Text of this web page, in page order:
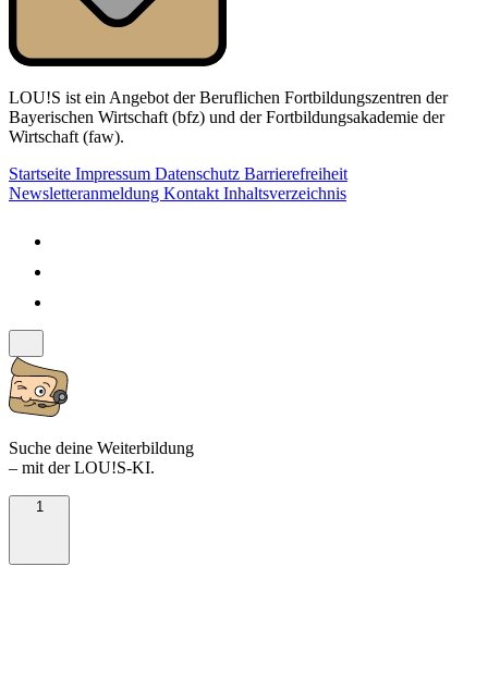
LOU!S ist ein Angebot der Beruflichen Fortbildungszentren der
Bayerischen Wirtschaft (bfz) und der Fortbildungsakademie der
Wirtschaft (faw).
Startseite Impressum Datenschutz Barrierefreiheit
Newsletteranmeldung Kontakt Inhaltsverzeichnis
Suche deine Weiterbildung
– mit der LOU!S-KI.
1